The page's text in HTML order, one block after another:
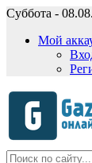
Суббота -
Мой